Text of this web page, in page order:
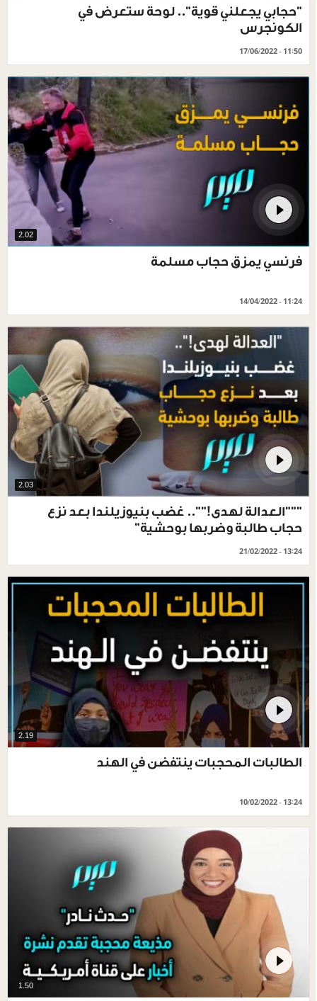
"حجابي يجعلني قوية".. لوحة ستعرض في
الكونجرس‎‎‎‎‎‎‎‎
17/06/2022 - 11:50
2.02
فرنسي يمزق حجاب مسلمة
14/04/2022 - 11:24
2.03
"""العدالة لهدى!"".. غضب بنيوزيلندا بعد نزع
حجاب طالبة وضربها بوحشية‎‎‎‎"
21/02/2022 - 13:24
2.19
الطالبات المحجبات ينتفضن في الهند
10/02/2022 - 13:24
1.50